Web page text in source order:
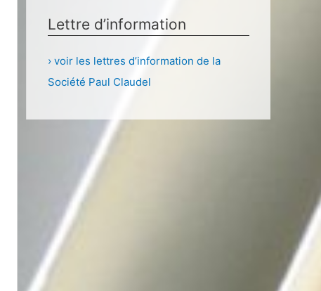
Lettre d’information
› voir les lettres d’information de la
Société Paul Claudel